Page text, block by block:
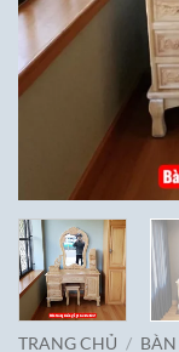
TRANG CHỦ /